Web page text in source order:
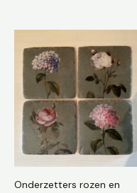
Onderzetters rozen en